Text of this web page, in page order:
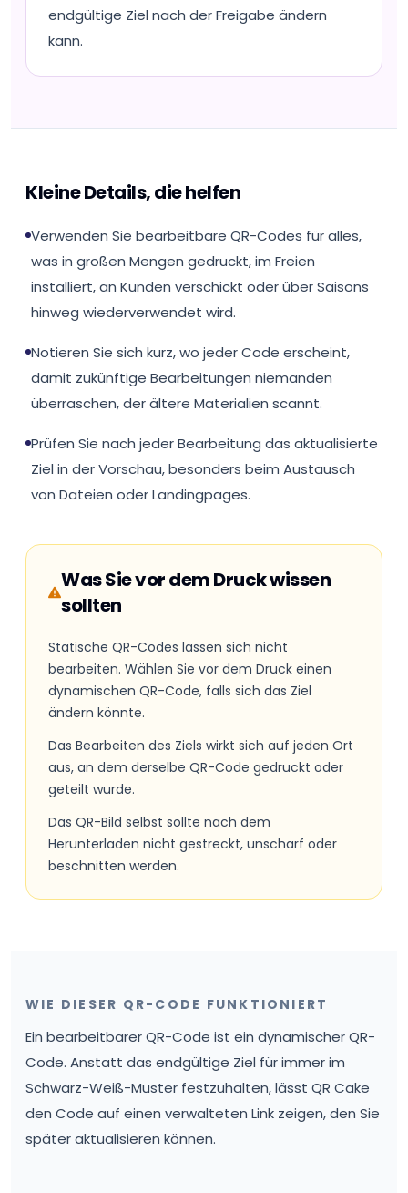
endgültige Ziel nach der Freigabe ändern
kann.
Kleine Details, die helfen
Verwenden Sie bearbeitbare QR-Codes für alles,
was in großen Mengen gedruckt, im Freien
installiert, an Kunden verschickt oder über Saisons
hinweg wiederverwendet wird.
Notieren Sie sich kurz, wo jeder Code erscheint,
damit zukünftige Bearbeitungen niemanden
überraschen, der ältere Materialien scannt.
Prüfen Sie nach jeder Bearbeitung das aktualisierte
Ziel in der Vorschau, besonders beim Austausch
von Dateien oder Landingpages.
Was Sie vor dem Druck wissen
sollten
Statische QR-Codes lassen sich nicht
bearbeiten. Wählen Sie vor dem Druck einen
dynamischen QR-Code, falls sich das Ziel
ändern könnte.
Das Bearbeiten des Ziels wirkt sich auf jeden Ort
aus, an dem derselbe QR-Code gedruckt oder
geteilt wurde.
Das QR-Bild selbst sollte nach dem
Herunterladen nicht gestreckt, unscharf oder
beschnitten werden.
WIE DIESER QR-CODE FUNKTIONIERT
Ein bearbeitbarer QR-Code ist ein dynamischer QR-
Code. Anstatt das endgültige Ziel für immer im
Schwarz-Weiß-Muster festzuhalten, lässt QR Cake
den Code auf einen verwalteten Link zeigen, den Sie
später aktualisieren können.